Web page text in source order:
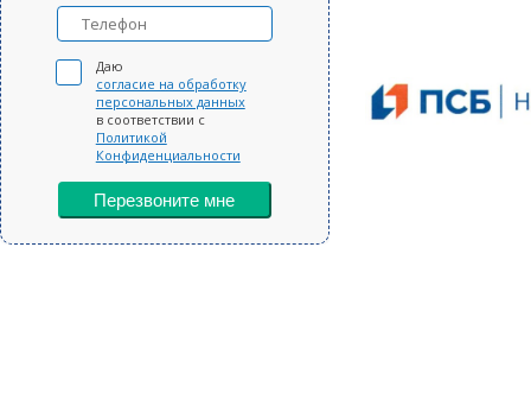
Даю
согласие на обработку
персональных данных
в соответствии с
Политикой
Конфиденциальности
Перезвоните мне